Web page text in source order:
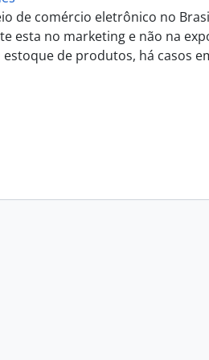
de comércio eletrônico no
esta no marketing e não na
de produtos, há casos